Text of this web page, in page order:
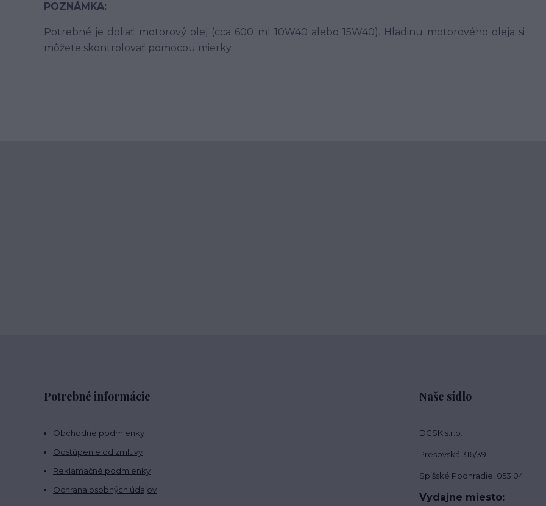
POZNÁMKA:
Potrebné je doliať motorový olej (cca 600 ml 10W40 alebo 15W40). Hladinu motorového oleja si
môžete skontrolovať pomocou mierky.
Potrebné informácie
Obchodné podmienky
Odstúpenie od zmluvy
Reklamačné podmienky
Ochrana osobných údajov
Naše sídlo
DCSK s.r.o.
Prešovská 316/39
Spišské Podhradie, 053 04
Vydajne miesto: